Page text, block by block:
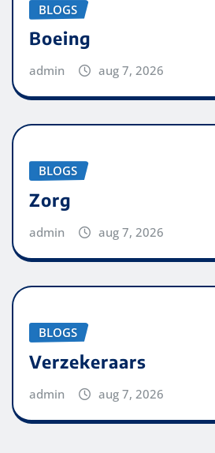
BLOGS
Boeing
admin aug 7, 2026
BLOGS
Zorg
admin aug 7, 2026
BLOGS
Verzekeraars
admin aug 7, 2026